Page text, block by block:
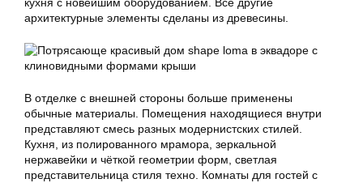
архитектурные элементы сделаны из древесины.
В отделке с внешней стороны больше применены
обычные материалы. Помещения находящиеся внутри
представляют смесь разных модернистских стилей.
Кухня, из полированного мрамора, зеркальной
нержавейки и чёткой геометрии форм, светлая
представительница стиля техно. Комнаты для гостей с